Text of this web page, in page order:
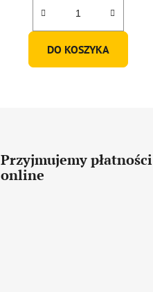
DO KOSZYKA
Przyjmujemy płatności
online